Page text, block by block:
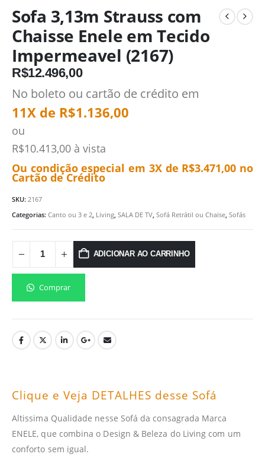
Sofa 3,13m Strauss com
Chaisse Enele em Tecido
Impermeavel (2167)
R$12.496,00
No boleto ou cartão de crédito em
11X de R$1.136,00
ou
R$10.413,00 à vista
Ou condição especial em 3X de R$3.471,00 no
Cartão de Crédito
SKU: 2167
Categorias: Canto ou 3 e 2 Living SALA DE TV Sofá Retrátil ou Chaise Sofás
ADICIONAR AO CARRINHO
Comprar
Clique e Veja DETALHES desse Sofá
Altissima Qualidade nesse Sofá da consagrada Marca
ENELE, que combina o Design & Beleza do Living com um
conforto sem igual.